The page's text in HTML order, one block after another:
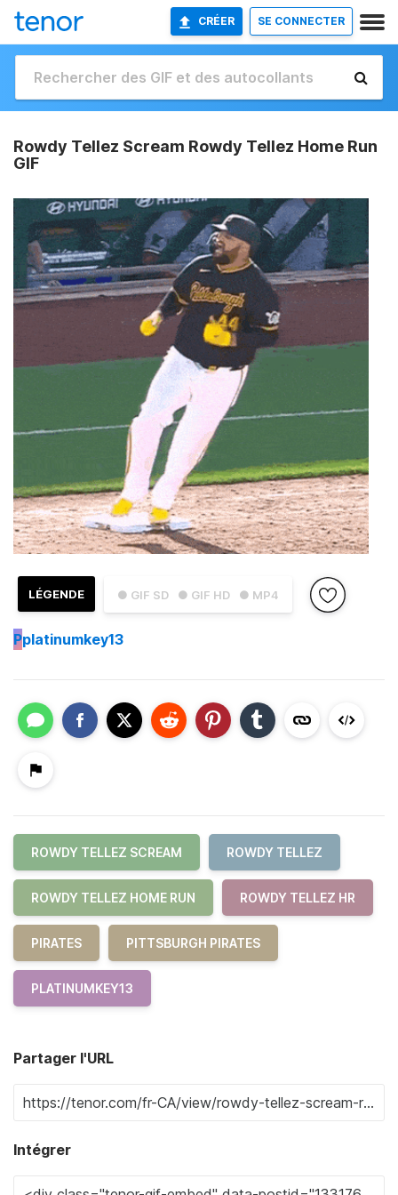
CRÉER SE CONNECTER
Rowdy Tellez Scream Rowdy Tellez Home Run
GIF
● GIF SD ● GIF HD ● MP4
LÉGENDE
Pplatinumkey13
ROWDY TELLEZ SCREAM ROWDY TELLEZ
ROWDY TELLEZ HOME RUN ROWDY TELLEZ HR
PIRATES PITTSBURGH PIRATES
PLATINUMKEY13
Partager l'URL
Intégrer